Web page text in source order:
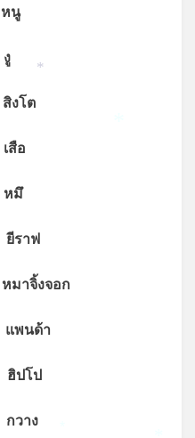
หนู
งู
สิงโต
เสือ
หมึ
ยีราฟ
หมาจิ้งจอก
แพนด้า
ฮิปโป
กวาง